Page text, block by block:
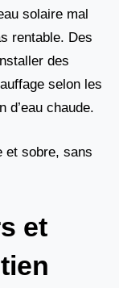
solaire mal
rentable. Des
des
selon les
d’eau chaude.
et sobre, sans
et